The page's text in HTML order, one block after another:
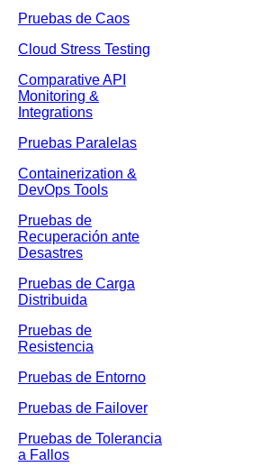
Pruebas de Caos
Cloud Stress Testing
Comparative API
Monitoring &
Integrations
Pruebas Paralelas
Containerization &
DevOps Tools
Pruebas de
Recuperación ante
Desastres
Pruebas de Carga
Distribuida
Pruebas de
Resistencia
Pruebas de Entorno
Pruebas de Failover
Pruebas de Tolerancia
a Fallos